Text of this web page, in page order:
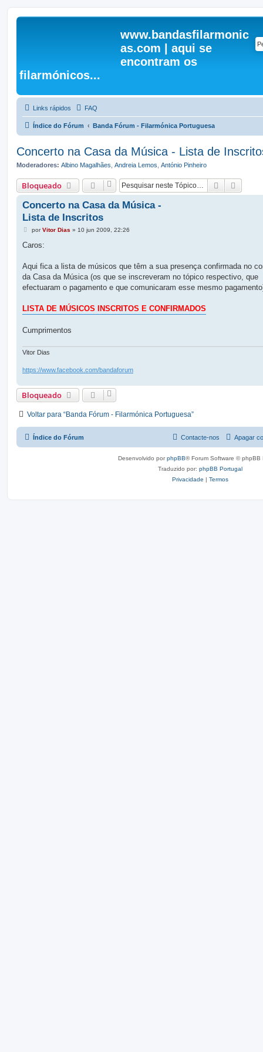
www.bandasfilarmonic
as.com | aqui se
encontram os
filarmónicos...
Links rápidos FAQ
Índice do Fórum Banda Fórum - Filarmónica Portuguesa
Concerto na Casa da Música - Lista de
Moderadores: Albino Magalhães Andreia Lemos António Pinheiro
Bloqueado Pesquisar
Concerto na Casa da Música -
Lista de Inscritos
M
n
g
e
m
porVitor Dias » 10 jun 2009, 22:26
Caros:
Aqui fica a lista de músicos que têm a sua presença confirmada no
da Casa da Música (os que se inscreveram no tópico respectivo, que
efectuaram o pagamento e que comunicaram esse mesmo
LISTA DE MÚSICOS INSCRITOS E CONFIRMADOS
Cumprimentos
Vitor Dias
https://www.facebook.com/bandaforum
Bloqueado
Voltar para “Banda Fórum - Filarmónica Portuguesa”
Índice do Fórum Apagar
Contacte-nos
Desenvolvido porphpBB® Forum Software © phpBB
Traduzido por: phpBB Portugal
Privacidade | Termos